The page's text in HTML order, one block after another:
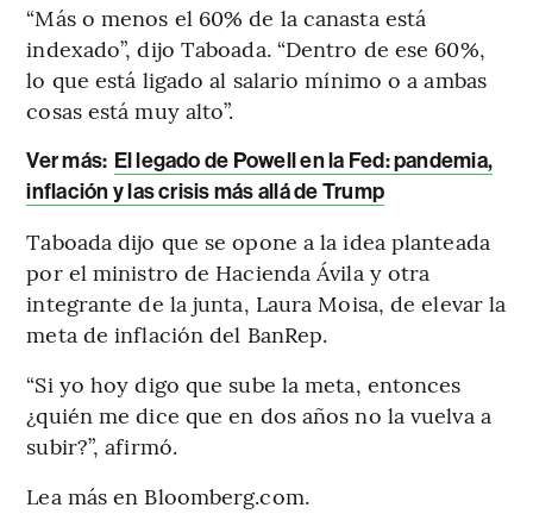
“Más o menos el 60% de la canasta está
indexado”, dijo Taboada. “Dentro de ese 60%,
lo que está ligado al salario mínimo o a ambas
cosas está muy alto”.
Ver más: El legado de Powell en la Fed: pandemia,
inflación y las crisis más allá de Trump
Taboada dijo que se opone a la idea planteada
por el ministro de Hacienda Ávila y otra
integrante de la junta, Laura Moisa, de elevar la
meta de inflación del BanRep.
“Si yo hoy digo que sube la meta, entonces
¿quién me dice que en dos años no la vuelva a
subir?”, afirmó.
Lea más en Bloomberg.com.